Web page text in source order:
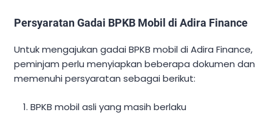
Persyaratan Gadai BPKB Mobil di Adira Finance
Untuk mengajukan gadai BPKB mobil di Adira Finance,
peminjam perlu menyiapkan beberapa dokumen dan
memenuhi persyaratan sebagai berikut:
BPKB mobil asli yang masih berlaku